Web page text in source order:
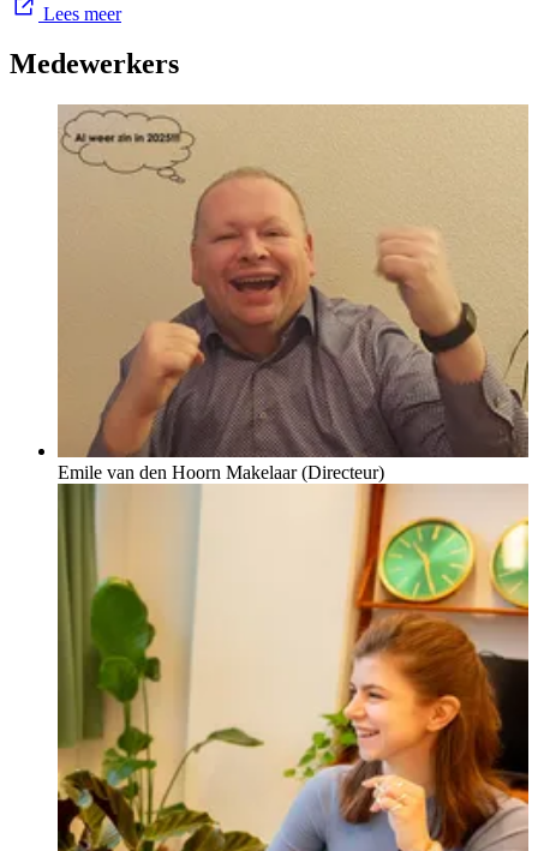
Lees meer
Medewerkers
Emile van den Hoorn Makelaar (Directeur)